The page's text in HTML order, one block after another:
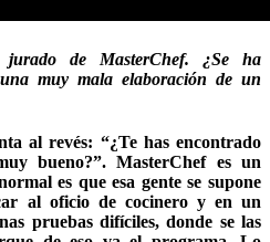
de MasterChef. ¿Se ha
muy mala elaboración de un
al revés: “¿Te has encontrado
bueno?”. MasterChef es un
es que esa gente se supone
al oficio de cocinero y en un
pruebas difíciles, donde se las